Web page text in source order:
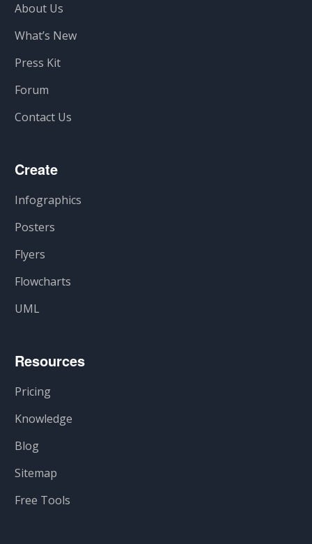
About Us
What’s New
Press Kit
Forum
Contact Us
Create
Infographics
Posters
Flyers
Flowcharts
UML
Resources
Pricing
Knowledge
Blog
Sitemap
Free Tools